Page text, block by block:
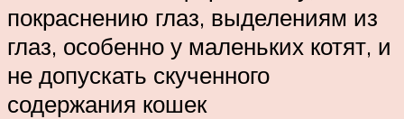
покраснению глаз, выделениям из
глаз, особенно у маленьких котят, и
не допускать скученного
содержания кошек